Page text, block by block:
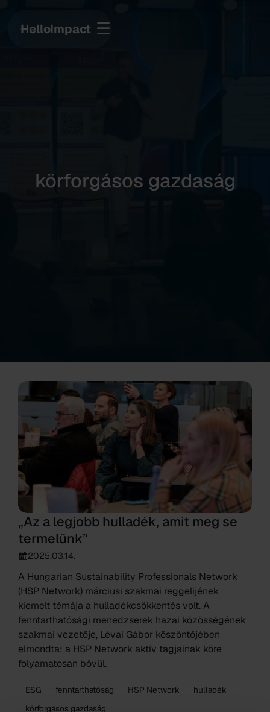
HelloImpact ☰
körforgásos gazdaság
„Az a legjobb hulladék, amit meg se
termelünk”
2025.03.14.
A Hungarian Sustainability Professionals Network
(HSP Network) márciusi szakmai reggelijének
kiemelt témája a hulladékcsökkentés volt. A
fenntarthatósági menedzserek hazai közösségének
szakmai vezetője, Lévai Gábor köszöntőjében
elmondta: a HSP Network aktív tagjainak köre
folyamatosan bővül.
ESG fenntarthatóság HSP Network
hulladék
körforgásos gazdaság